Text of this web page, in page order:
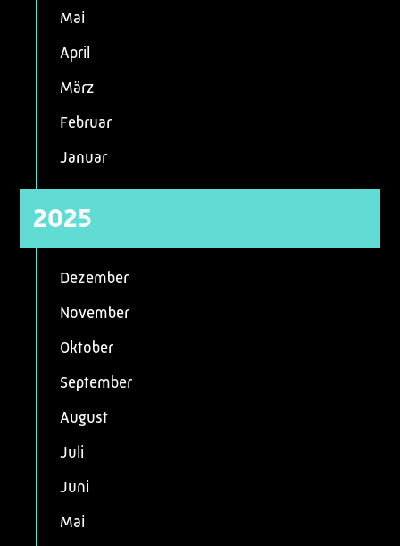
Mai
April
März
Februar
Januar
2025
Dezember
November
Oktober
September
August
Juli
Juni
Mai